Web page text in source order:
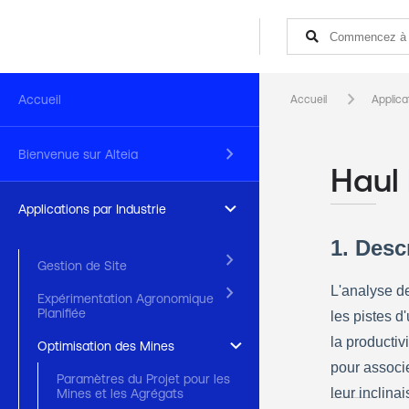
Accueil
Bienvenue sur Alteia keyboard_arrow_right
Applications par Industrie keyboard_arrow_right
Gestion de Site keyboard_arrow_right
Expérimentation Agronomique
Planifiée
keyboard_arrow_right
Optimisation des Mines keyboard_arrow_right
Paramètres du Projet pour les
Mines et les Agrégats
Accueil keyboard_arrow_right
Haul
1.
L'analyse
les pistes
la
pour
leur